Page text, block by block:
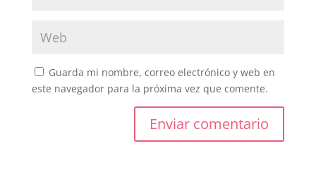
Guarda mi nombre, correo electrónico y web en
este navegador para la próxima vez que comente.